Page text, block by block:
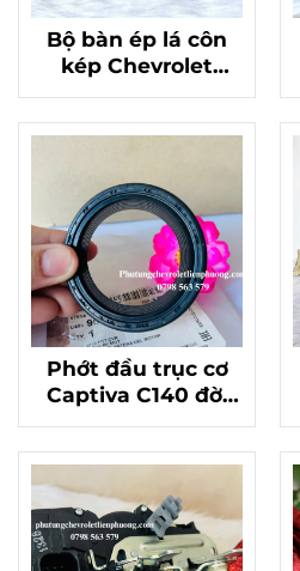
Bộ bàn ép lá côn
kép Chevrolet
Captiva 2013 máy
xăng chính hãng
Phớt đầu trục cơ
Captiva C140 đời
trên 2012 chính
hãng mã 96868128